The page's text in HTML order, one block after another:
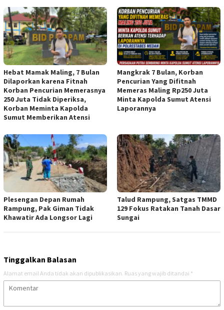
Hebat Mamak Maling, 7 Bulan
Dilaporkan karena Fitnah
Korban Pencurian Memerasnya
250 Juta Tidak Diperiksa,
Korban Meminta Kapolda
Sumut Memberikan Atensi
Mangkrak 7 Bulan, Korban
Pencurian Yang Difitnah
Memeras Maling Rp250 Juta
Minta Kapolda Sumut Atensi
Laporannya
Plesengan Depan Rumah
Rampung, Pak Giman Tidak
Khawatir Ada Longsor Lagi
Talud Rampung, Satgas TMMD
129 Fokus Ratakan Tanah Dasar
Sungai
Tinggalkan Balasan
Alamat email Anda tidak akan dipublikasikan. Ruas yang wajib ditandai *